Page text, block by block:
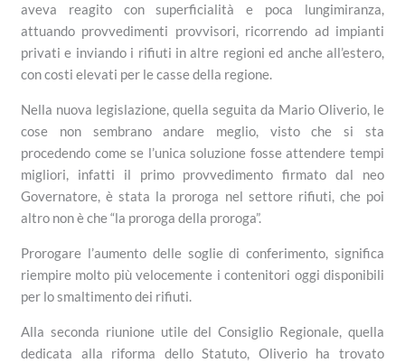
aveva reagito con superficialità e poca lungimiranza,
attuando provvedimenti provvisori, ricorrendo ad impianti
privati e inviando i rifiuti in altre regioni ed anche all’estero,
con costi elevati per le casse della regione.
Nella nuova legislazione, quella seguita da Mario Oliverio, le
cose non sembrano andare meglio, visto che si sta
procedendo come se l’unica soluzione fosse attendere tempi
migliori, infatti il primo provvedimento firmato dal neo
Governatore, è stata la proroga nel settore rifiuti, che poi
altro non è che “la proroga della proroga”.
Prorogare l’aumento delle soglie di conferimento, significa
riempire molto più velocemente i contenitori oggi disponibili
per lo smaltimento dei rifiuti.
Alla seconda riunione utile del Consiglio Regionale, quella
dedicata alla riforma dello Statuto, Oliverio ha trovato